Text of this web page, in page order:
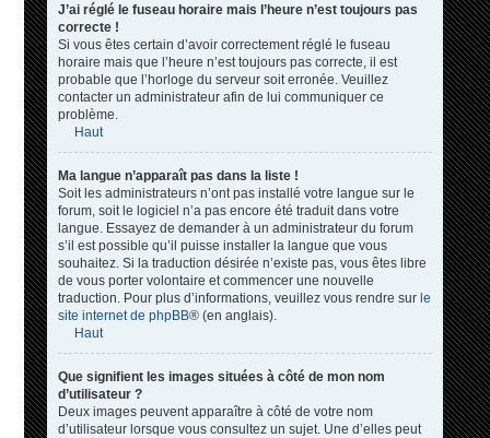
J’ai réglé le fuseau horaire mais l’heure n’est toujours pas
correcte !
Si vous êtes certain d’avoir correctement réglé le fuseau
horaire mais que l’heure n’est toujours pas correcte, il est
probable que l’horloge du serveur soit erronée. Veuillez
contacter un administrateur afin de lui communiquer ce
problème.
Haut
Ma langue n’apparaît pas dans la liste !
Soit les administrateurs n’ont pas installé votre langue sur le
forum, soit le logiciel n’a pas encore été traduit dans votre
langue. Essayez de demander à un administrateur du forum
s’il est possible qu’il puisse installer la langue que vous
souhaitez. Si la traduction désirée n’existe pas, vous êtes libre
de vous porter volontaire et commencer une nouvelle
traduction. Pour plus d’informations, veuillez vous rendre sur le
site internet de phpBB® (en anglais).
Haut
Que signifient les images situées à côté de mon nom
d’utilisateur ?
Deux images peuvent apparaître à côté de votre nom
d’utilisateur lorsque vous consultez un sujet. Une d’elles peut